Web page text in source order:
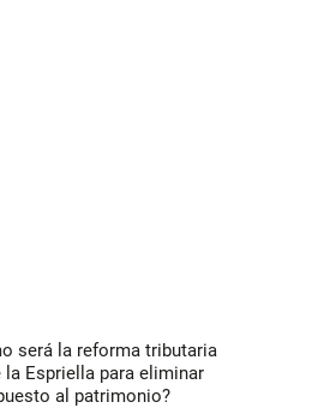
será la reforma tributaria
la Espriella para eliminar
al patrimonio?